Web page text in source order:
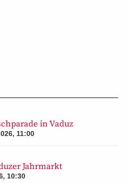
in Vaduz
11:00
Jahrmarkt
10:30